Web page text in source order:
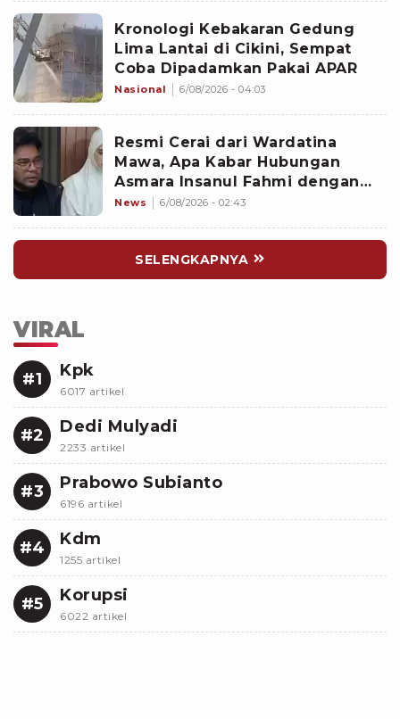
Kronologi Kebakaran Gedung
Lima Lantai di Cikini, Sempat
Coba Dipadamkan Pakai APAR
Nasional 6/08/2026 - 04:03
Resmi Cerai dari Wardatina
Mawa, Apa Kabar Hubungan
Asmara Insanul Fahmi dengan
Inara Rusli?
News 6/08/2026 - 02:43
SELENGKAPNYA
VIRAL
#1 Kpk
6017 artikel
#2 Dedi Mulyadi
2233 artikel
#3 Prabowo Subianto
6196 artikel
#4 Kdm
1255 artikel
#5 Korupsi
6022 artikel